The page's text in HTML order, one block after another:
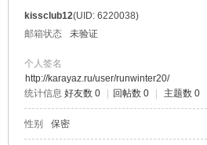
kissclub12(UID: 6220038)
邮箱状态
未验证
个人签名
http://karayaz.ru/user/runwinter20/
统计信息 好友数 0 回帖数 0 主题数 0
性别 保密